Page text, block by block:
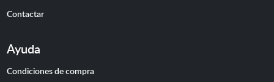
Contactar
Ayuda
Condiciones de compra